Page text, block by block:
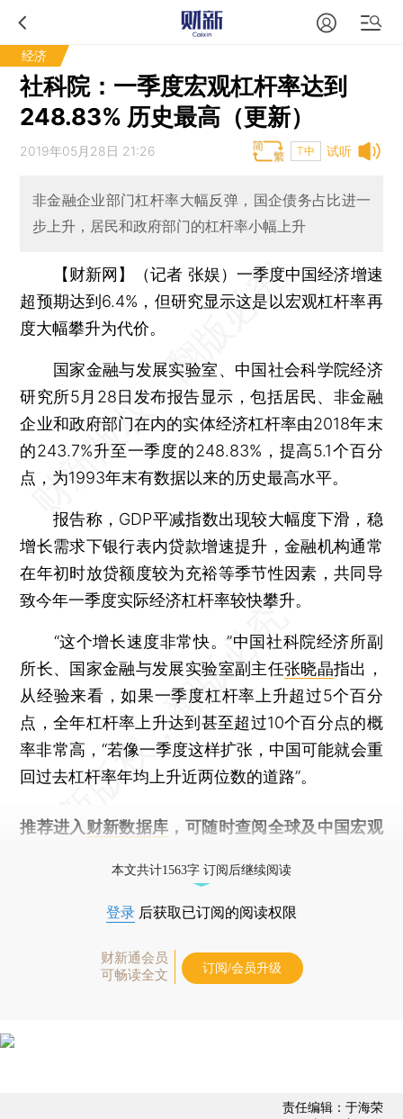
经济
社科院：一季度宏观杠杆率达到
248.83% 历史最高（更新）
试听
2019年05月28日 21:26 T中
非金融企业部门杠杆率大幅反弹，国企债务占比进一
步上升，居民和政府部门的杠杆率小幅上升
【财新网】（记者 张娱） 一季度中国经济增速
超预期达到6.4%，但研究显示这是以宏观杠杆率再
度大幅攀升为代价。
国家金融与发展实验室、中国社会科学院经济
研究所5月28日发布报告显示，包括居民、非金融
企业和政府部门在内的实体经济杠杆率由2018年末
的243.7%升至一季度的248.83%，提高5.1个百分
点，为1993年末有数据以来的历史最高水平。
报告称，GDP平减指数出现较大幅度下滑，稳
增长需求下银行表内贷款增速提升，金融机构通常
在年初时放贷额度较为充裕等季节性因素，共同导
致今年一季度实际经济杠杆率较快攀升。
“这个增长速度非常快。”中国社科院经济所副
所长、国家金融与发展实验室副主任张晓晶指出，
从经验来看，如果一季度杠杆率上升超过5个百分
点，全年杠杆率上升达到甚至超过10个百分点的概
率非常高，“若像一季度这样扩张，中国可能就会重
回过去杠杆率年均上升近两位数的道路”。
推荐进入 财新数据库 ，可随时查阅全球及中国宏观
本文共计1563字 订阅后继续阅读
登录 后获取已订阅的阅读权限
财新通会员
可畅读全文
订阅/会员升级
责任编辑：于海荣